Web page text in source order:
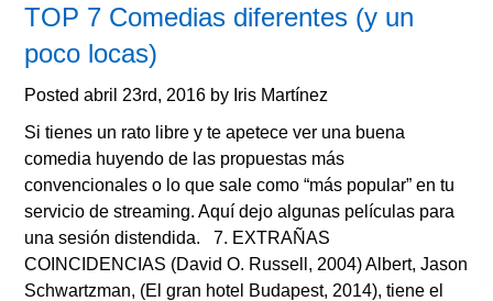
TOP 7 Comedias diferentes (y un
poco locas)
Postedabril 23rd, 2016 by Iris Martínez
Si tienes un rato libre y te apetece ver una buena
comedia huyendo de las propuestas más
convencionales o lo que sale como “más popular” en tu
servicio de streaming. Aquí dejo algunas películas para
una sesión distendida. 7. EXTRAÑAS
COINCIDENCIAS (David O. Russell, 2004) Albert, Jason
Schwartzman, (El gran hotel Budapest, 2014), tiene el